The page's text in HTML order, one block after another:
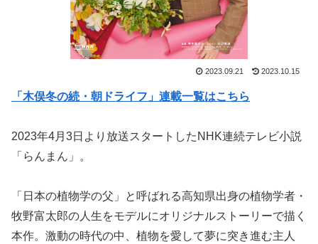
2023.09.21 2023.10.15
「木俣冬の続・朝ドライフ」連載一覧はこちら
2023年4月3日より放送スタートしたNHK連続テレビ小説
「らんまん」。
「日本の植物学の父」と呼ばれる高知県出身の植物学者・
牧野富太郎の人生をモデルにオリジナルストーリーで描く
本作。激動の時代の中、植物を愛して夢に突き進む主人